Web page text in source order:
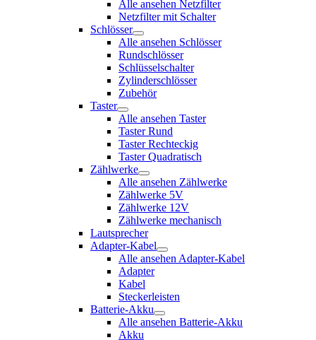
Alle ansehen Netzfilter
Netzfilter mit Schalter
Schlösser
Alle ansehen Schlösser
Rundschlösser
Schlüsselschalter
Zylinderschlösser
Zubehör
Taster
Alle ansehen Taster
Taster Rund
Taster Rechteckig
Taster Quadratisch
Zählwerke
Alle ansehen Zählwerke
Zählwerke 5V
Zählwerke 12V
Zählwerke mechanisch
Lautsprecher
Adapter-Kabel
Alle ansehen Adapter-Kabel
Adapter
Kabel
Steckerleisten
Batterie-Akku
Alle ansehen Batterie-Akku
Akku